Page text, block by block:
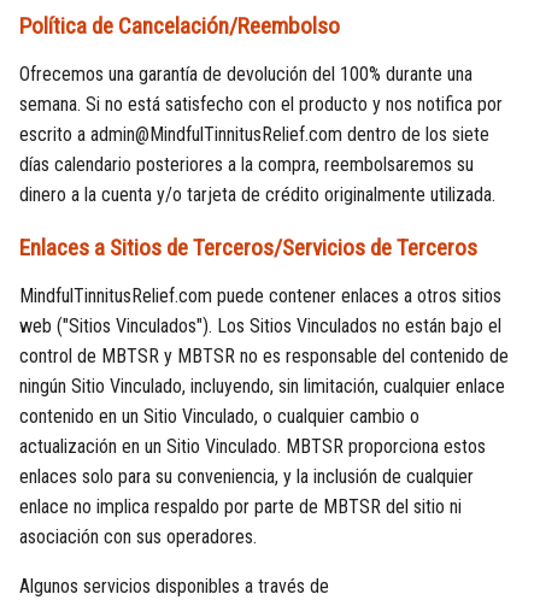
Política de Cancelación/Reembolso
Ofrecemos una garantía de devolución del 100% durante una
semana. Si no está satisfecho con el producto y nos notifica por
escrito a admin@MindfulTinnitusRelief.com dentro de los siete
días calendario posteriores a la compra, reembolsaremos su
dinero a la cuenta y/o tarjeta de crédito originalmente utilizada.
Enlaces a Sitios de Terceros/Servicios de Terceros
MindfulTinnitusRelief.com puede contener enlaces a otros sitios
web ("Sitios Vinculados"). Los Sitios Vinculados no están bajo el
control de MBTSR y MBTSR no es responsable del contenido de
ningún Sitio Vinculado, incluyendo, sin limitación, cualquier enlace
contenido en un Sitio Vinculado, o cualquier cambio o
actualización en un Sitio Vinculado. MBTSR proporciona estos
enlaces solo para su conveniencia, y la inclusión de cualquier
enlace no implica respaldo por parte de MBTSR del sitio ni
asociación con sus operadores.
Algunos servicios disponibles a través de